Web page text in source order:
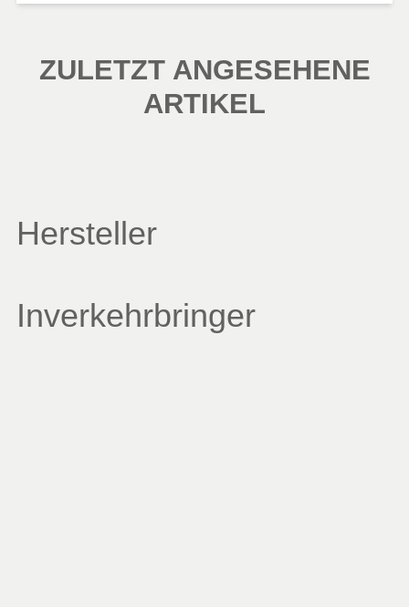
ZULETZT ANGESEHENE
ARTIKEL
Hersteller
Inverkehrbringer